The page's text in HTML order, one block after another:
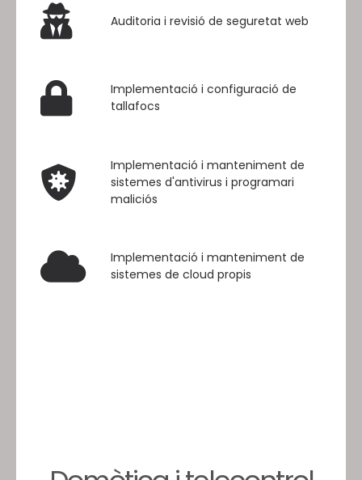
Auditoria i revisió de seguretat web
Implementació i configuració de
tallafocs
Implementació i manteniment de
sistemes d'antivirus i programari
maliciós
Implementació i manteniment de
sistemes de cloud propis